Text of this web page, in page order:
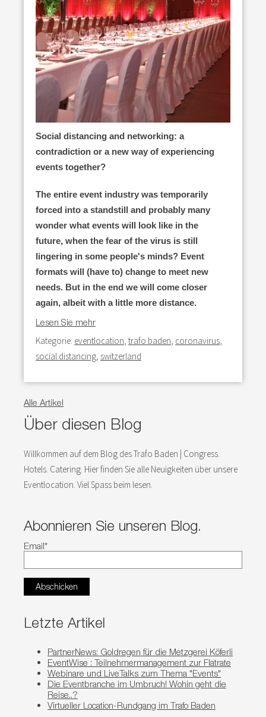
Social distancing and networking: a
contradiction or a new way of experiencing
events together?
The entire event industry was temporarily
forced into a standstill and probably many
wonder what events will look like in the
future, when the fear of the virus is still
lingering in some people's minds? Event
formats will (have to) change to meet new
needs. But in the end we will come closer
again, albeit with a little more distance.
Lesen Sie mehr
Kategorie: eventlocation, trafo baden, coronavirus,
social distancing, switzerland
Alle Artikel
Über diesen Blog
Willkommen auf dem Blog des Trafo Baden | Congress.
Hotels. Catering. Hier finden Sie alle Neuigkeiten über unsere
Eventlocation. Viel Spass beim lesen.
Abonnieren Sie unseren Blog.
Email*
Letzte Artikel
PartnerNews: Goldregen für die Metzgerei Köferli
EventWise : Teilnehmermanagement zur Flatrate
Webinare und LiveTalks zum Thema "Events"
Die Eventbranche im Umbruch! Wohin geht die
Reise..?
Virtueller Location-Rundgang im Trafo Baden